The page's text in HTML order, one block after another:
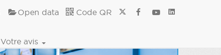
Open data Code QR
Votre avis